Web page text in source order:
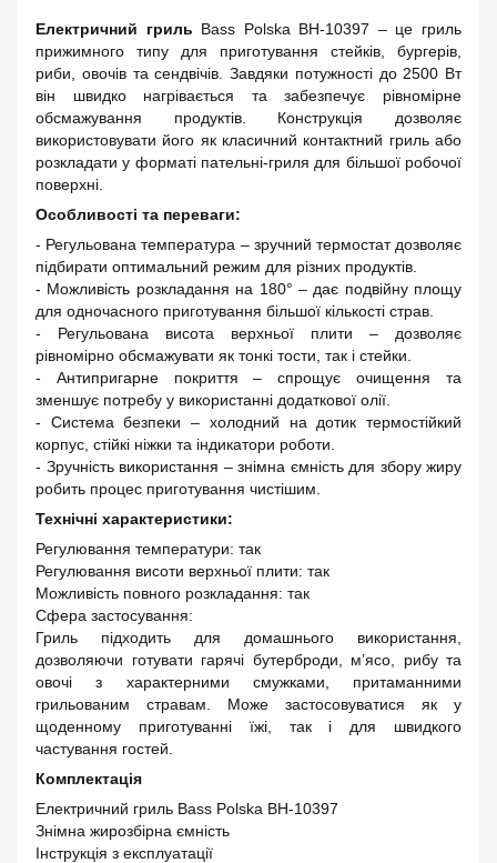
Електричний гриль Bass Polska BH-10397 – це гриль
прижимного типу для приготування стейків, бургерів,
риби, овочів та сендвічів. Завдяки потужності до 2500 Вт
він швидко нагрівається та забезпечує рівномірне
обсмажування продуктів. Конструкція дозволяє
використовувати його як класичний контактний гриль або
розкладати у форматі пательні-гриля для більшої робочої
поверхні.
Особливості та переваги:
- Регульована температура – зручний термостат дозволяє
підбирати оптимальний режим для різних продуктів.
- Можливість розкладання на 180° – дає подвійну площу
для одночасного приготування більшої кількості страв.
- Регульована висота верхньої плити – дозволяє
рівномірно обсмажувати як тонкі тости, так і стейки.
- Антипригарне покриття – спрощує очищення та
зменшує потребу у використанні додаткової олії.
- Система безпеки – холодний на дотик термостійкий
корпус, стійкі ніжки та індикатори роботи.
- Зручність використання – знімна ємність для збору жиру
робить процес приготування чистішим.
Технічні характеристики:
Регулювання температури: так
Регулювання висоти верхньої плити: так
Можливість повного розкладання: так
Сфера застосування:
Гриль підходить для домашнього використання,
дозволяючи готувати гарячі бутерброди, м’ясо, рибу та
овочі з характерними смужками, притаманними
грильованим стравам. Може застосовуватися як у
щоденному приготуванні їжі, так і для швидкого
частування гостей.
Комплектація
Електричний гриль Bass Polska BH-10397
Знімна жирозбірна ємність
Інструкція з експлуатації